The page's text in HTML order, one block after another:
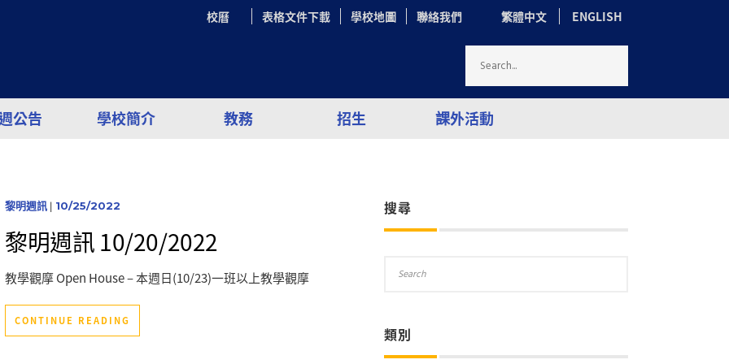
繁體中文 ENGLISH
校曆 表格文件下載 學校地圖 聯絡我們
公告 學校簡介 教務 招生 課外活動
黎明週訊 | 10/25/2022
黎明週訊 10/20/2022
教學觀摩 Open House – 本週日(10/23)一班以上教學觀摩
CONTINUE READING
搜尋
類別